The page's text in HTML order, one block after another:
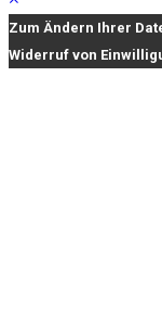
Zum Ändern Ihrer
Widerruf von